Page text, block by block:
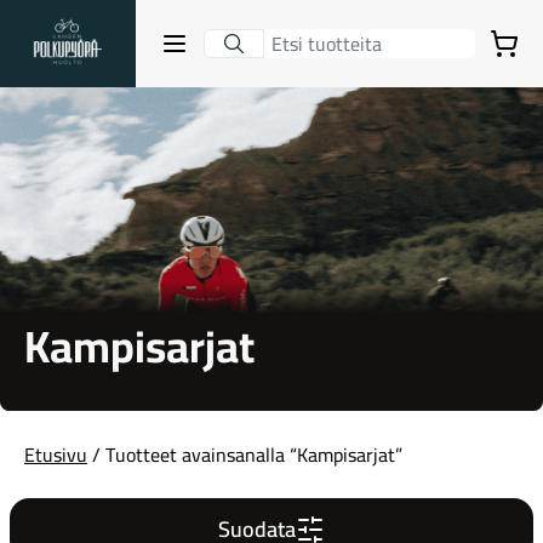
Lahden Polkupyörähuolto - etusivulle
Avaa sulje valikko
Hakutulokset
Suositut osastot
Gravel-pyörät
Ostoskori
Kampisarjat
Etusivu/ Tuotteet avainsanalla “Kampisarjat”
Suodata